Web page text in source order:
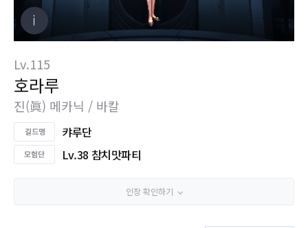
Lv.115
호라루
진(眞) 메카닉 / 바칼
캬루단
Lv.38 참치맛파티
인장 확인하기